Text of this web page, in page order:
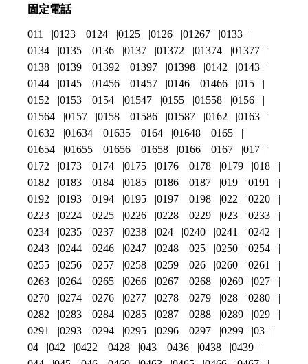
固定電話
011 0123 0124 0125 0126 01267
0133
0134
0135 0136 0137 01372 01374
01377
0138
0139 01392 01397 01398 0142
0143
0144
0145 01456 01457 0146 01466
015
0152
0153 0154 01547 0155 01558
0156
01564
0157 0158 01586 01587 0162
0163
01632
01634 01635 0164 01648
0165
01654
01655 01656 01658 0166 0167
017
0172
0173 0174 0175 0176 0178 0179
018
0182
0183 0184 0185 0186 0187 019
0191
0192
0193 0194 0195 0197 0198 022
0220
0223
0224 0225 0226 0228 0229 023
0233
0234
0235 0237 0238 024 0240 0241
0242
0243
0244 0246 0247 0248 025 0250
0254
0255
0256 0257 0258 0259 026 0260
0261
0263
0264 0265 0266 0267 0268 0269
027
0270
0274 0276 0277 0278 0279 028
0280
0282
0283 0284 0285 0287 0288 0289
029
0291
0293 0294 0295 0296 0297 0299
03
04
042 0422 0428 043 0436 0438
0439